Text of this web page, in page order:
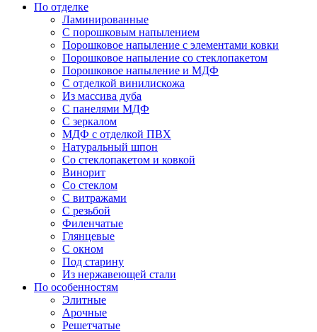
По отделке
Ламинированные
С порошковым напылением
Порошковое напыление с элементами ковки
Порошковое напыление со стеклопакетом
Порошковое напыление и МДФ
С отделкой винилискожа
Из массива дуба
С панелями МДФ
С зеркалом
МДФ с отделкой ПВХ
Натуральный шпон
Со стеклопакетом и ковкой
Винорит
Со стеклом
С витражами
С резьбой
Филенчатые
Глянцевые
С окном
Под старину
Из нержавеющей стали
По особенностям
Элитные
Арочные
Решетчатые